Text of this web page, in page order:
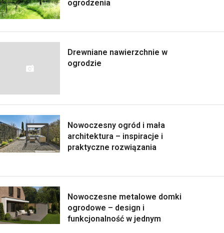
ogrodzenia
Drewniane nawierzchnie w
ogrodzie
Nowoczesny ogród i mała
architektura – inspiracje i
praktyczne rozwiązania
Nowoczesne metalowe domki
ogrodowe – design i
funkcjonalność w jednym